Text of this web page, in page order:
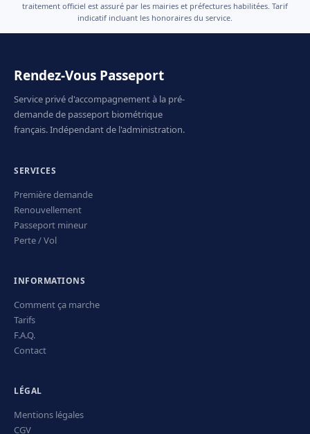
traitement officiel est assuré par les mairies et préfectures habilitées. Tarif
indicatif incluant les honoraires du service.
Rendez-Vous Passeport
Service privé d'accompagnement à la pré-
demande de passeport biométrique
français. Indépendant de l'administration.
SERVICES
Première demande
Renouvellement
Passeport mineur
Perte / Vol
INFORMATIONS
Comment ça marche
Tarifs
F.A.Q.
Contact
LÉGAL
Mentions légales
CGV